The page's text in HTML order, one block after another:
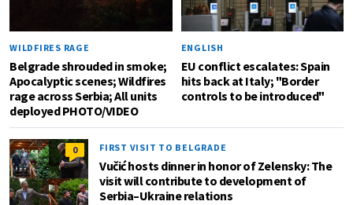
WILDFIRES RAGE
Belgrade shrouded in smoke;
Apocalyptic scenes; Wildfires
rage across Serbia; All units
deployed PHOTO/VIDEO
ENGLISH
EU conflict escalates: Spain
hits back at Italy; "Border
controls to be introduced"
0 FIRST VISIT TO BELGRADE
Vučić hosts dinner in honor of Zelensky: The
visit will contribute to development of
Serbia–Ukraine relations